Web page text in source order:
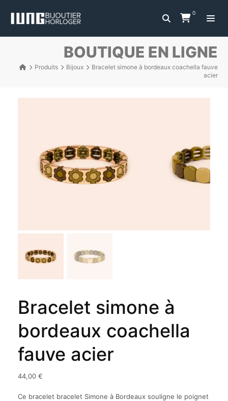
0
BOUTIQUE EN LIGNE
Produits Bijoux
Bracelet simone à bordeaux coachella fauve
acier
Bracelet simone à
bordeaux coachella
fauve acier
44,00 €
Ce bracelet bracelet Simone à Bordeaux souligne le poignet